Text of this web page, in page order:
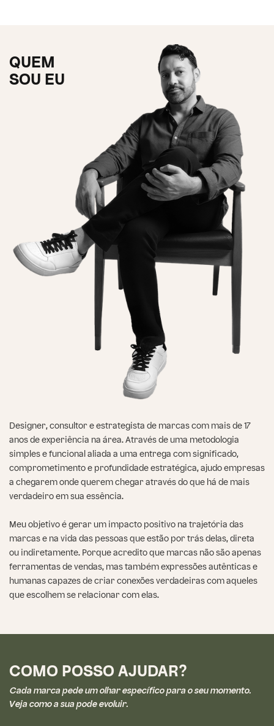
QUEM
SOU EU
Designer, consultor e estrategista de marcas com mais de 17
anos de experiência na área. Através de uma metodologia
simples e funcional aliada a uma entrega com significado,
comprometimento e profundidade estratégica, ajudo empresas
a chegarem onde querem chegar através do que há de mais
verdadeiro em sua essência.
Meu objetivo é gerar um impacto positivo na trajetória das
marcas e na vida das pessoas que estão por trás delas, direta
ou indiretamente. Porque acredito que marcas não são apenas
ferramentas de vendas, mas também expressões autênticas e
humanas capazes de criar conexões verdadeiras com aqueles
que escolhem se relacionar com elas.
COMO POSSO AJUDAR?
Cada marca pede um olhar específico para o seu momento.
Veja como a sua pode evoluir.